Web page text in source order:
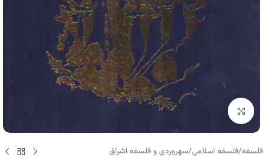
برای بزرگنمایی کلیک کنید
فلسفه/فلسفه اسلامی/سهروردی و فلسفه اشراق